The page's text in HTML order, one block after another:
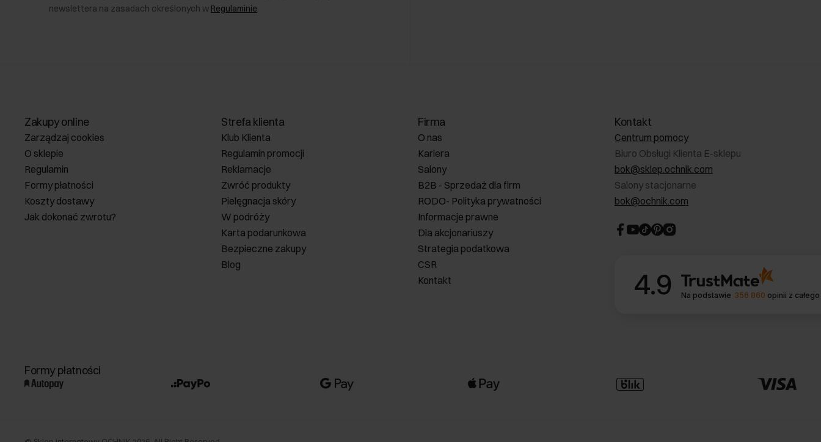
newslettera na zasadach określonych w Regulaminie.
Zakupy online
Zarządzaj cookies
O sklepie
Regulamin
Formy płatności
Koszty dostawy
Jak dokonać zwrotu?
Strefa klienta
Klub Klienta
Regulamin promocji
Reklamacje
Zwróć produkty
Pielęgnacja skóry
W podróży
Karta podarunkowa
Bezpieczne zakupy
Blog
Firma
O nas
Kariera
Salony
B2B - Sprzedaż dla firm
RODO- Polityka prywatności
Informacje prawne
Dla akcjonariuszy
Strategia podatkowa
CSR
Kontakt
Kontakt
Centrum pomocy
Biuro Obsługi Klienta E-sklepu
bok@sklep.ochnik.com
Salony stacjonarne
bok@ochnik.com
4.9 Na podstawie 356 860 opinii z
Formy płatności